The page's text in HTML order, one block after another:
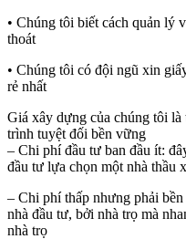
• Chúng tôi biết cách quản lý
thoát
• Chúng tôi có đội ngũ xin
rẻ nhất
Giá xây dựng của chúng tôi
trình tuyệt đối bền vững
– Chi phí đầu tư ban đầu ít:
đầu tư lựa chọn một nhà thầu
– Chi phí thấp nhưng phải
nhà đầu tư, bởi nhà trọ mà
nhà trọ